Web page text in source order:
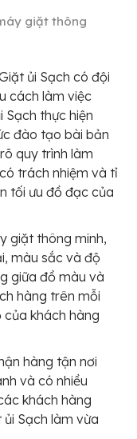
giặt thông
ủi Sạch có đội
cách làm việc
Sạch thực hiện
đào tạo bài bản
quy trình làm
trách nhiệm và tỉ
tối ưu đồ đạc của
giặt thông minh,
màu sắc và độ
giữa đồ màu và
hàng trên mỗi
khách hàng
hàng tận nơi
và có nhiều
khách hàng
Sạch làm vừa